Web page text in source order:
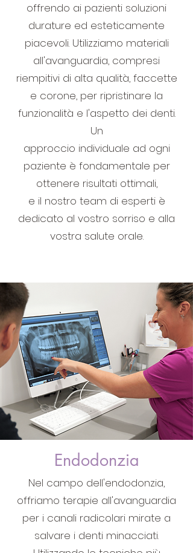
offrendo ai pazienti soluzioni
durature ed esteticamente
piacevoli. Utilizziamo materiali
all'avanguardia, compresi
riempitivi di alta qualità, faccette
e corone, per ripristinare la
funzionalità e l'aspetto dei denti.
Un
approccio individuale ad ogni
paziente è fondamentale per
ottenere risultati ottimali,
e il nostro team di esperti è
dedicato al vostro sorriso e alla
vostra salute orale.
Endodonzia
Nel campo dell'endodonzia,
offriamo terapie all'avanguardia
per i canali radicolari mirate a
salvare i denti minacciati.